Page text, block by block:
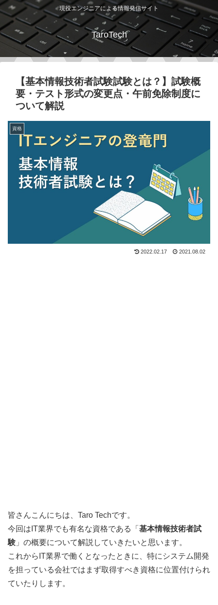
現役エンジニアによる情報発信サイト
TaroTech
【基本情報技術者試験試験とは？】試験概
要・テスト形式の変更点・午前免除制度に
ついて解説
資格
2022.02.17 2021.08.02
皆さんこんにちは、Taro Techです。
今回はIT業界でも有名な資格である「 基本情報技術者試
験 」の概要について解説していきたいと思います。
これからIT業界で働くとなったときに、特にシステム開発
を担っている会社ではまず取得すべき資格に位置付けられ
ていたりします。